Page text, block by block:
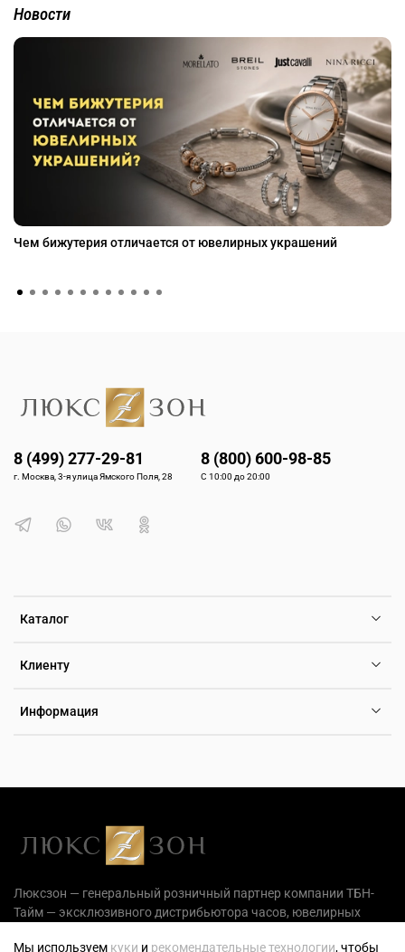
Новости
Чем бижутерия отличается от ювелирных украшений
Каталог
Клиенту
Информация
8 (499) 277-29-81
г. Москва, 3-я улица Ямского Поля, 28
8 (800) 600-98-85
С 10:00 до 20:00
Люксзон — генеральный розничный партнер компании ТБН-
Тайм — эксклюзивного дистрибьютора часов, ювелирных
Мы используем куки и рекомендательные технологии, чтобы